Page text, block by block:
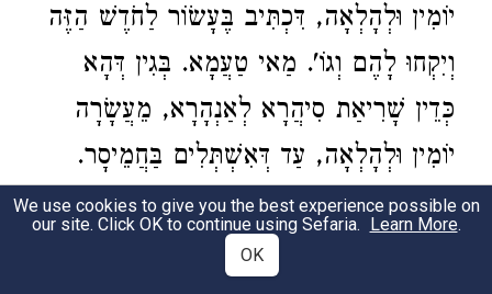
יוֹמִין וּלְהָלְאָה, דִּכְתִּיב בֶּעָשׂוֹר לַחֹדֶשׁ הַזֶּה
וְיִקְחוּ לָהֶם וְגוֹ'. מַאי טַעֲמָא. בְּגִין דְּהָא
כְּדֵין שָׁרִיאַת סִיהֲרָא לְאַנְהָרָא, מֵעֲשָׂרָה
יוֹמִין וּלְהָלְאָה, עַד דְּאִשְׁתְּלִים בַּחֲמֵיסָר.
וְאַרְבֵּיסָר דְּלֶיהֱוִי נָכִיס, בְּשַׁעֲתָא דְּדִינָא
We use cookies to give you the best experience possible on
our site. Click OK to continue using Sefaria. Learn More.
OK